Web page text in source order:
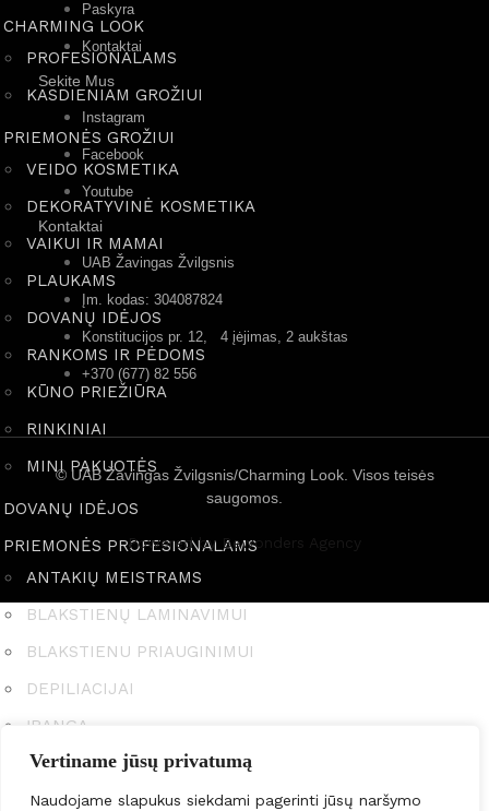
Vertiname jūsų privatumą
Naudojame slapukus siekdami pagerinti jūsų naršymo
CHARMING LOOK
PROFESIONALAMS
KASDIENIAM GROŽIUI
PRIEMONĖS GROŽIUI
VEIDO KOSMETIKA
DEKORATYVINĖ KOSMETIKA
VAIKUI IR MAMAI
PLAUKAMS
DOVANŲ IDĖJOS
RANKOMS IR PĖDOMS
KŪNO PRIEŽIŪRA
RINKINIAI
MINI PAKUOTĖS
DOVANŲ IDĖJOS
PRIEMONĖS PROFESIONALAMS
ANTAKIŲ MEISTRAMS
BLAKSTIENŲ LAMINAVIMUI
BLAKSTIENU PRIAUGINIMUI
DEPILIACIJAI
ĮRANGA
KITA
MOKYMAI
Paskyra
Kontaktai
Sekite Mus
Instagram
Facebook
Youtube
Kontaktai
UAB Žavingas Žvilgsnis
Įm. kodas: 304087824
Konstitucijos pr. 12, 4 įėjimas, 2 aukštas
+370 (677) 82 556
© UAB Žavingas Žvilgsnis/Charming Look. Visos teisės
saugomos.
Powered by Bewonders Agency